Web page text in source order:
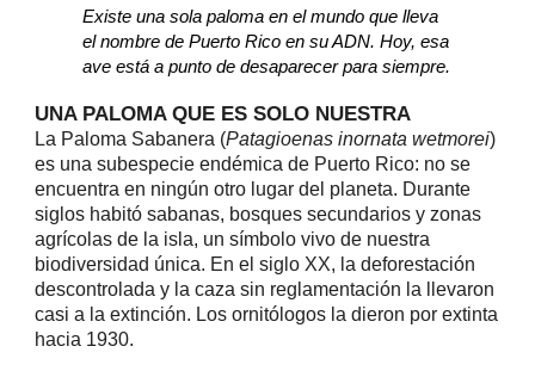
Existe una sola paloma en el mundo que lleva
el nombre de Puerto Rico en su ADN. Hoy, esa
ave está a punto de desaparecer para siempre.
UNA PALOMA QUE ES SOLO NUESTRA
La Paloma Sabanera (Patagioenas inornata wetmorei)
es una subespecie endémica de Puerto Rico: no se
encuentra en ningún otro lugar del planeta. Durante
siglos habitó sabanas, bosques secundarios y zonas
agrícolas de la isla, un símbolo vivo de nuestra
biodiversidad única. En el siglo XX, la deforestación
descontrolada y la caza sin reglamentación la llevaron
casi a la extinción. Los ornitólogos la dieron por extinta
hacia 1930.